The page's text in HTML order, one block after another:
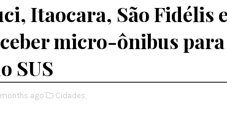
Itaocara, São Fidélis
micro-ônibus
SUS
ago Cidades,